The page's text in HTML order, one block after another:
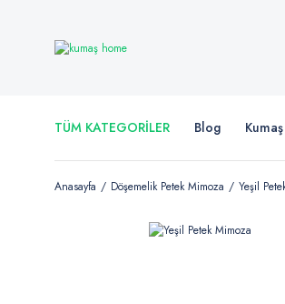
TÜM KATEGORİLER Blog
Anasayfa Döşemelik Petek Mimoza Yeşil